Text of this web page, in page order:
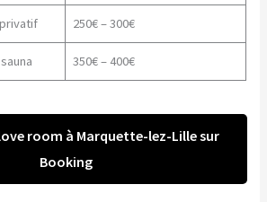
250€ – 300€
350€ – 400€
room à Marquette-lez-Lille sur
Booking